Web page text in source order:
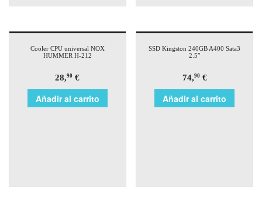
Cooler CPU universal NOX
HUMMER H-212
28,90 €
Añadir al carrito
SSD Kingston 240GB A400 Sata3
2.5″
74,90€
Añadir al carrito